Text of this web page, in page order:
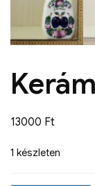
13000 Ft
1 készleten